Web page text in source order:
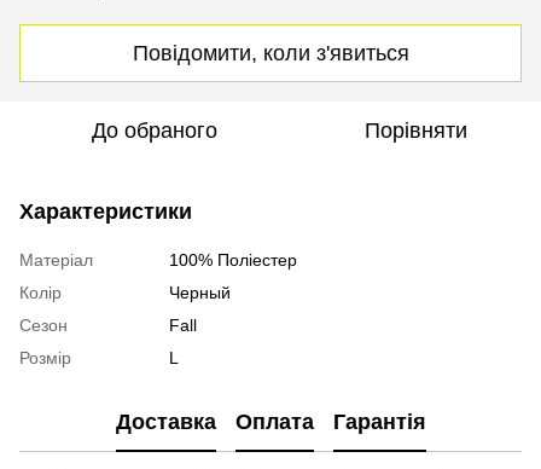
Повідомити, коли з'явиться
До обраного Порівняти
Характеристики
Матеріал
100% Поліестер
Колір
Черный
Сезон
Fall
Розмір
L
Доставка Оплата Гарантія